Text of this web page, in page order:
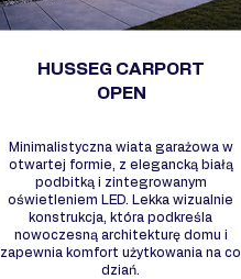
HUSSEG CARPORT
OPEN
Minimalistyczna wiata garażowa w
otwartej formie, z elegancką białą
podbitką i zintegrowanym
oświetleniem LED. Lekka wizualnie
konstrukcja, która podkreśla
nowoczesną architekturę domu i
zapewnia komfort użytkowania na co
dziań.